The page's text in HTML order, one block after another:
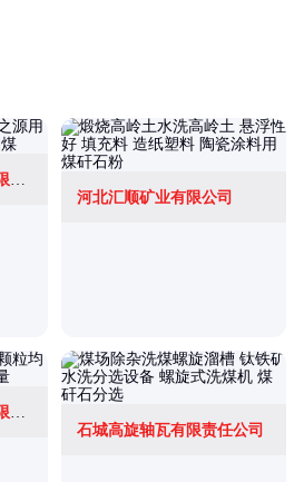
西安碧之源环保科技有限公司
河北汇顺矿业有限公司
石城高旋轴瓦有限责任公司